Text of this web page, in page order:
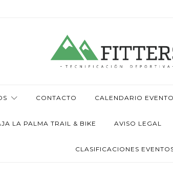
CONTACTO CALENDARIO
LA PALMA TRAIL & BIKE AVISO LEGAL
CLASIFICACIONES